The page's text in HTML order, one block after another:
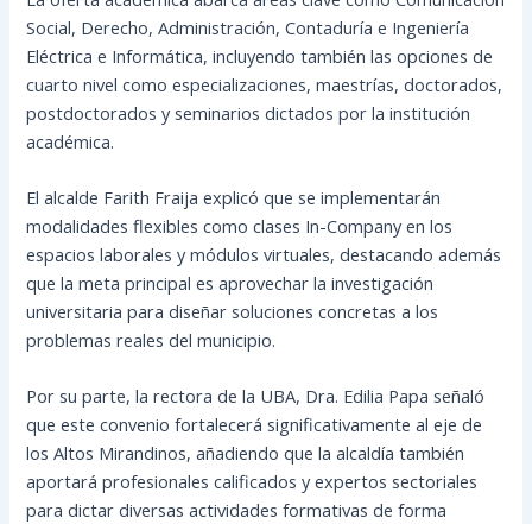
Social, Derecho, Administración, Contaduría e Ingeniería
Eléctrica e Informática, incluyendo también las opciones de
cuarto nivel como especializaciones, maestrías, doctorados,
postdoctorados y seminarios dictados por la institución
académica.
El alcalde Farith Fraija explicó que se implementarán
modalidades flexibles como clases In-Company en los
espacios laborales y módulos virtuales, destacando además
que la meta principal es aprovechar la investigación
universitaria para diseñar soluciones concretas a los
problemas reales del municipio.
Por su parte, la rectora de la UBA, Dra. Edilia Papa señaló
que este convenio fortalecerá significativamente al eje de
los Altos Mirandinos, añadiendo que la alcaldía también
aportará profesionales calificados y expertos sectoriales
para dictar diversas actividades formativas de forma